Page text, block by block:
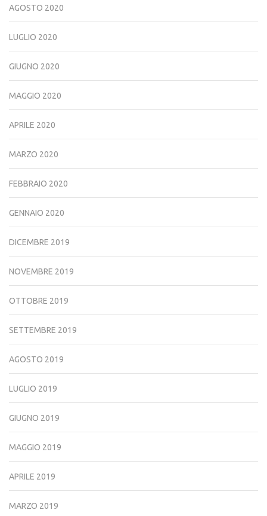
AGOSTO 2020
LUGLIO 2020
GIUGNO 2020
MAGGIO 2020
APRILE 2020
MARZO 2020
FEBBRAIO 2020
GENNAIO 2020
DICEMBRE 2019
NOVEMBRE 2019
OTTOBRE 2019
SETTEMBRE 2019
AGOSTO 2019
LUGLIO 2019
GIUGNO 2019
MAGGIO 2019
APRILE 2019
MARZO 2019